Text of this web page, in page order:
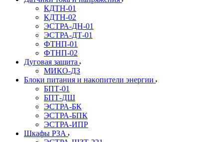
КДТН-01
КДТН-02
ЭСТРА-ДН-01
ЭСТРА-ДТ-01
ФТНП-01
ФТНП-02
Дуговая защита
МИКО-ДЗ
Блоĸи питания и наĸопители энергии
БПТ-01
БПТ-ДШ
ЭСТРА-БК
ЭСТРА-БПК
ЭСТРА-ИПР
Шкафы РЗА